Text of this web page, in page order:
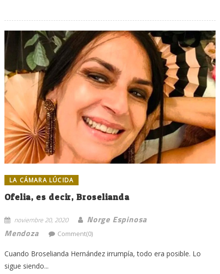
LA CÁMARA LÚCIDA
Ofelia, es decir, Broselianda
noviembre 20, 2020
Norge Espinosa
Mendoza
Comment(0)
Cuando Broselianda Hernández irrumpía, todo era posible. Lo
sigue siendo...